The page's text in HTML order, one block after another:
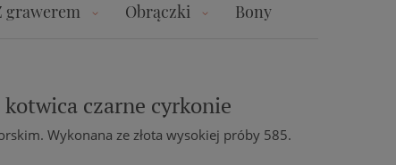
grawerem Obrączki Bony
kotwica czarne cyrkonie
Wykonana ze złota wysokiej próby 585.